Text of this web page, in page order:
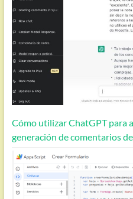
Cómo utilizar ChatGPT para
generación de comentarios